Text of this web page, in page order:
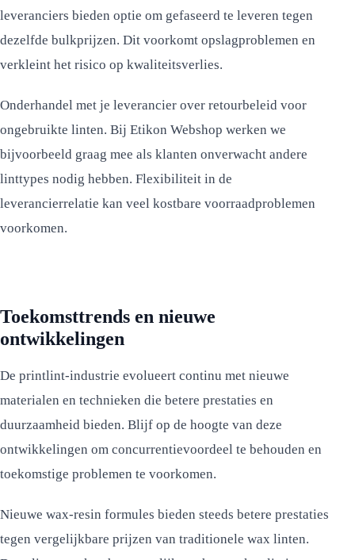
leveranciers bieden optie om gefaseerd te leveren tegen
dezelfde bulkprijzen. Dit voorkomt opslagproblemen en
verkleint het risico op kwaliteitsverlies.
Onderhandel met je leverancier over retourbeleid voor
ongebruikte linten. Bij Etikon Webshop werken we
bijvoorbeeld graag mee als klanten onverwacht andere
linttypes nodig hebben. Flexibiliteit in de
leverancierrelatie kan veel kostbare voorraadproblemen
voorkomen.
Toekomsttrends en nieuwe
ontwikkelingen
De printlint-industrie evolueert continu met nieuwe
materialen en technieken die betere prestaties en
duurzaamheid bieden. Blijf op de hoogte van deze
ontwikkelingen om concurrentievoordeel te behouden en
toekomstige problemen te voorkomen.
Nieuwe wax-resin formules bieden steeds betere prestaties
tegen vergelijkbare prijzen van traditionele wax linten.